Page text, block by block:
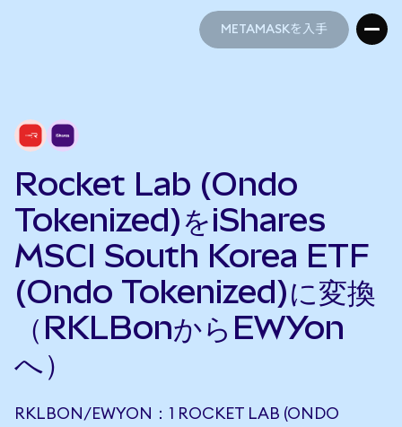
METAMASKを入手
Rocket Lab (Ondo
Tokenized)をiShares
MSCI South Korea ETF
(Ondo Tokenized)に変換
（RKLBonからEWYon
へ）
RKLBON/EWYON：1 ROCKET LAB (ONDO